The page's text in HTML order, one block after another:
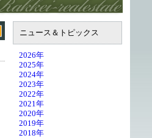
ニュース＆トピックス
2026年
2025年
2024年
2023年
2022年
2021年
2020年
2019年
2018年